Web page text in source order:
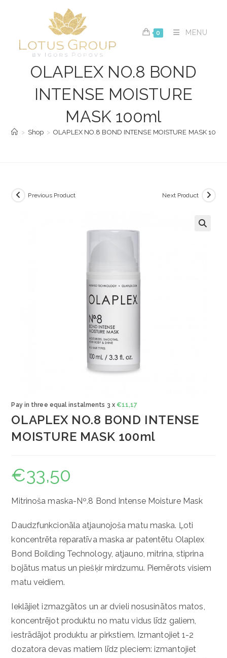
0 MENU
OLAPLEX NO.8 BOND
INTENSE MOISTURE
MASK 100ml
> Shop > OLAPLEX NO.8 BOND INTENSE MOISTURE MASK
Previous Product Next Product
Pay in three equal instalments 3 x €11,17
OLAPLEX NO.8 BOND INTENSE
MOISTURE MASK 100ml
€33,50
Mitrinoša maska-Nº.8 Bond Intense Moisture Mask
Daudzfunkcionāla atjaunojoša matu maska. Ļoti
koncentrēta reparatīva maska ar patentētu Olaplex
Bond Boilding Technology, atjauno, mitrina, stiprina
bojātus matus un piešķir mirdzumu. Piemērots visiem
matu veidiem.
Ieklājiet izmazgātos un ar dvieli nosusinātos matos,
koncentrējot produktu no matu vidus līdz galiem,
iestrādājot produktu ar pirkstiem. Izmantojiet 1-2
dozatora devas matiem līdz pleciem: izmantojiet